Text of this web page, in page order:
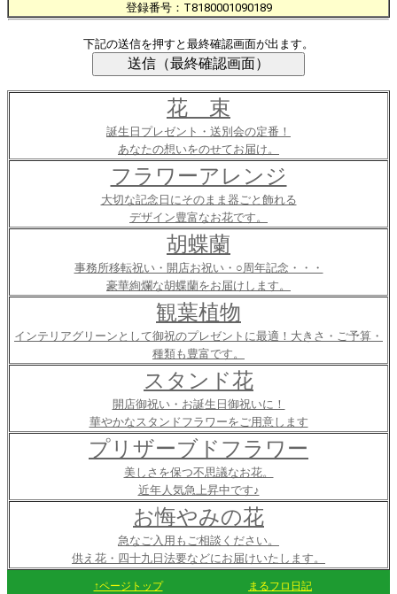
登録番号：T8180001090189
下記の送信を押すと最終確認画面が出ます。
花 束
誕生日プレゼント・送別会の定番！
あなたの想いをのせてお届け。
フラワーアレンジ
大切な記念日にそのまま器ごと飾れる
デザイン豊富なお花です。
胡蝶蘭
事務所移転祝い・開店お祝い・○周年記念・・・
豪華絢爛な胡蝶蘭をお届けします。
観葉植物
インテリアグリーンとして御祝のプレゼントに最適！大きさ・ご予算・
種類も豊富です。
スタンド花
開店御祝い・お誕生日御祝いに！
華やかなスタンドフラワーをご用意します
プリザーブドフラワー
美しさを保つ不思議なお花。
近年人気急上昇中です♪
お悔やみの花
急なご入用もご相談ください。
供え花・四十九日法要などにお届けいたします。
↑ページトップ まるフロ日記